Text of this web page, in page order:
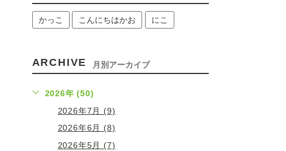
かっこ こんにちはかお にこ
ARCHIVE 月別アーカイブ
2026年 (50)
2026年7月 (9)
2026年6月 (8)
2026年5月 (7)